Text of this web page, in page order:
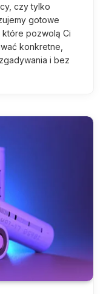
czy tylko
gotowe
które pozwolą Ci
konkretne,
i bez